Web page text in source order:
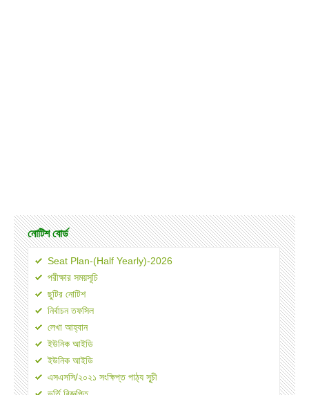
নোটিশ বোর্ড
Seat Plan-(Half Yearly)-2026
পরীক্ষার সময়সূচি
ছুটির নোটিশ
নির্বাচন তফসিল
লেখা আহ্বান
ইউনিক আইডি
ইউনিক আইডি
এসএসসি/২০২১ সংক্ষিপ্ত পাঠ্য সূূচী